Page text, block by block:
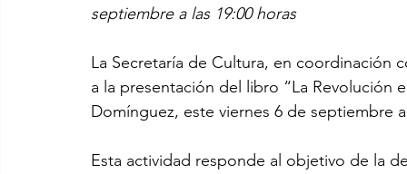
septiembre a las 19:00 horas
La Secretaría de Cultura, en
a la presentación del libro “La Revolución
Domínguez, este viernes 6 de septiembre
Esta actividad responde al objetivo de la